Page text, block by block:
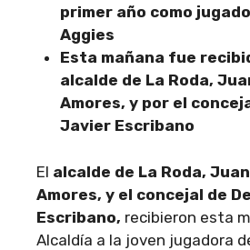
primer año como
Aggies
Esta mañana fue
alcalde de La Roda,
Amores, y por el
Javier Escribano
El alcalde de La Roda,
Amores, y el concejal de
Escribano, recibieron esta
Alcaldía a la joven jugadora